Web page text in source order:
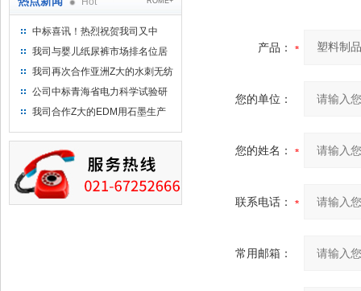
中标喜讯！热烈祝贺我司又中
标！
我司与婴儿纸尿裤市场排名位居
名的全日美实业合作成功！
我司再次合作亚洲Z大的水刺无纺
布供应商-南六企业！
公司中标青海省电力科学试验研
究院！
我司合作Z大的EDM用石墨生产
产品：
您的单位：
您的姓名：
联系电话：
常用邮箱：